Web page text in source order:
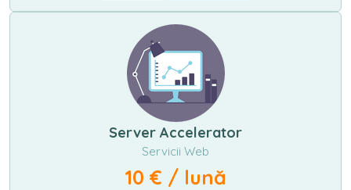
Server Accelerator
Servicii Web
10 € / lună